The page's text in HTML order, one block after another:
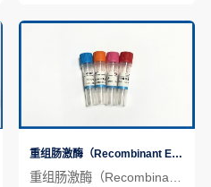
重组肠激酶（Recombinant Enterokinase）